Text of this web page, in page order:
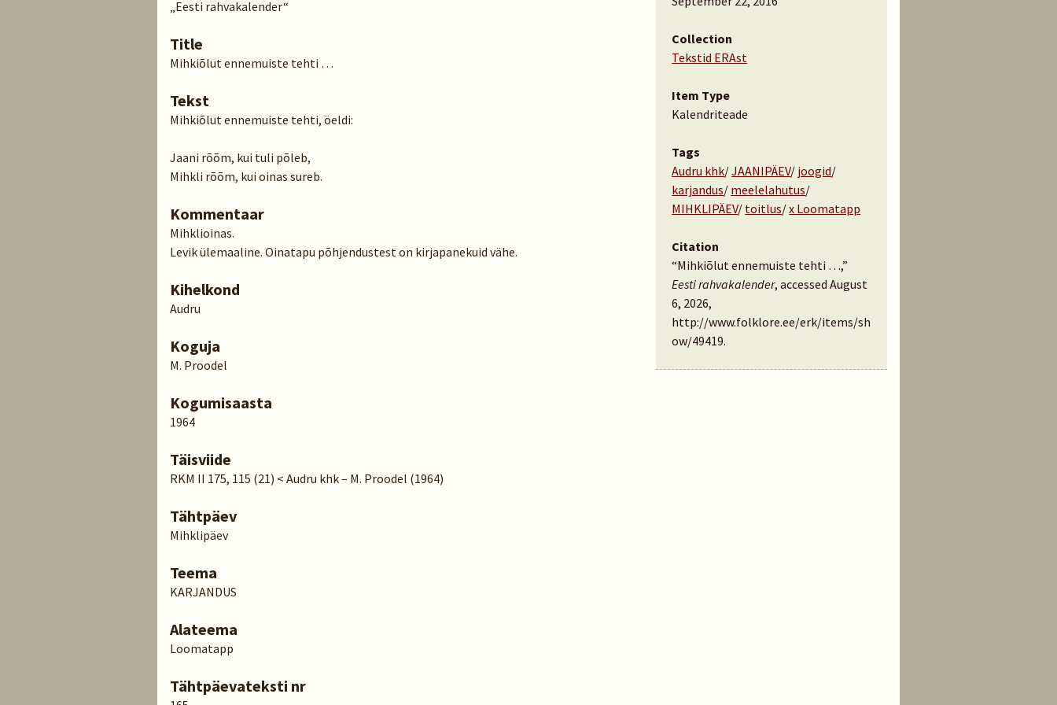
„Eesti rahvakalender“
Title
Mihkiõlut ennemuiste tehti …
Tekst
Mihkiõlut ennemuiste tehti, öeldi:
Jaani rõõm, kui tuli põleb,
Mihkli rõõm, kui oinas sureb.
Kommentaar
Mihklioinas.
Levik ülemaaline. Oinatapu põhjendustest on kirjapanekuid vähe.
Kihelkond
Audru
Koguja
M. Proodel
Kogumisaasta
1964
Täisviide
RKM II 175, 115 (21) < Audru khk – M. Proodel (1964)
Tähtpäev
Mihklipäev
Teema
KARJANDUS
Alateema
Loomatapp
Tähtpäevateksti nr
Collection
Tekstid ERAst
Item Type
Kalendriteade
Tags
Audru khk/JAANIPÄEV/ joogid/
karjandus/ meelelahutus/
MIHKLIPÄEV/ toitlus/x Loomatapp
Citation
“Mihkiõlut ennemuiste tehti …,”
Eesti rahvakalender, accessed August
6, 2026,
http://www.folklore.ee/erk/items/sh
ow/49419.